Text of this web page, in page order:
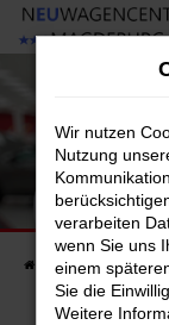
Zum
Hier
Startseite
Wir nutzen
Nutzung
verarbeiten
wenn Sie uns
einem
Sie die
Weitere